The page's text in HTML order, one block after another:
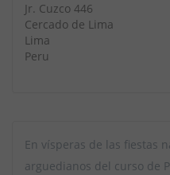
Jr. Cuzco 446
Cercado de Lima
Lima
Peru
En vísperas de las fiestas
arguedianos del curso de